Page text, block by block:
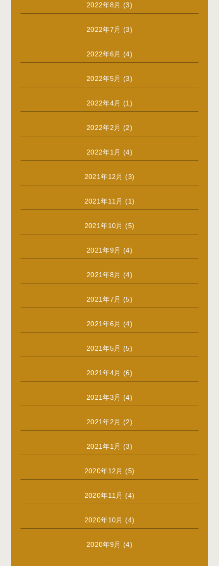
2022年8月 (3)
2022年7月 (3)
2022年6月 (4)
2022年5月 (3)
2022年4月 (1)
2022年2月 (2)
2022年1月 (4)
2021年12月 (3)
2021年11月 (1)
2021年10月 (5)
2021年9月 (4)
2021年8月 (4)
2021年7月 (5)
2021年6月 (4)
2021年5月 (5)
2021年4月 (6)
2021年3月 (4)
2021年2月 (2)
2021年1月 (3)
2020年12月 (5)
2020年11月 (4)
2020年10月 (4)
2020年9月 (4)